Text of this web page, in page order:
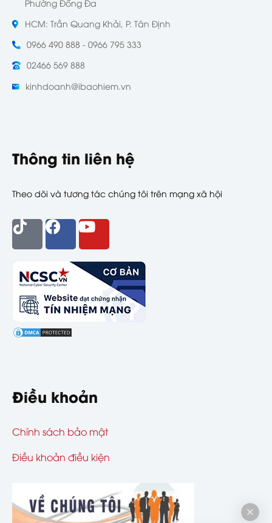
Phường Đống Đa
HCM: Trần Quang Khải, P. Tân Định
0966 490 888 - 0966 795 333
02466 569 888
kinhdoanh@ibaohiem.vn
Thông tin liên hệ
Theo dõi và tương tác chúng tôi trên mạng xã hội
Điều khoản
Chính sách bảo mật
Điều khoản điều kiện